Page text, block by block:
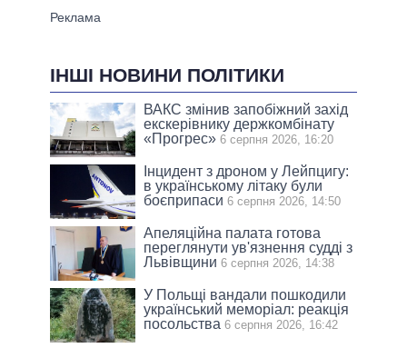
ІНШІ НОВИНИ ПОЛІТИКИ
ВАКС змінив запобіжний захід
екскерівнику держкомбінату
«Прогрес» 6 серпня 2026, 16:20
Інцидент з дроном у Лейпцигу:
в українському літаку були
боєприпаси 6 серпня 2026, 14:50
Апеляційна палата готова
переглянути ув'язнення судді з
Львівщини 6 серпня 2026, 14:38
У Польщі вандали пошкодили
український меморіал: реакція
посольства 6 серпня 2026, 16:42